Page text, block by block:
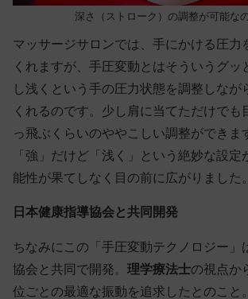
深さ（ストローク）の調整が可能な
マッサージサロンでは、手にかける圧力
くれますが、手圧変動とはそういうグッ
し浅くという手の圧力状態を調整しなが
くれるのです。少し肩に当てただけでも
っ飛ぶくらいのややこしい調整ができま
「強」だけど「浅く」という絶妙な設定
能性が果てしなく目の前に広がりました。
日本健康指導協会と共同開発
ちなみにこの「手圧変動テクノロジー」
協会と共同で開発。 理学療法士の視点か
位ごとの最適な振動を追求したとのこと。